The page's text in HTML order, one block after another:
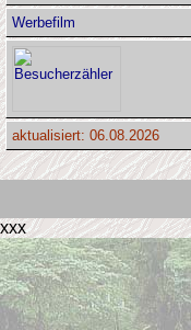
Werbefilm
aktualisiert: 06.08.2026
xxx